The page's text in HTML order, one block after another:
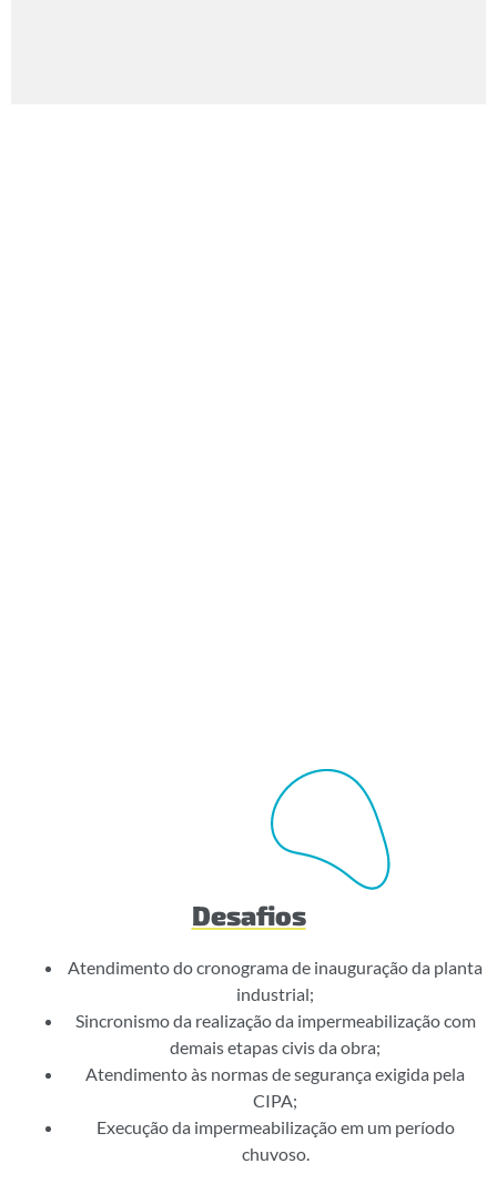
Desafios
Atendimento do cronograma de inauguração da planta
industrial;
Sincronismo da realização da impermeabilização com
demais etapas civis da obra;
Atendimento às normas de segurança exigida pela
CIPA;
Execução da impermeabilização em um período
chuvoso.